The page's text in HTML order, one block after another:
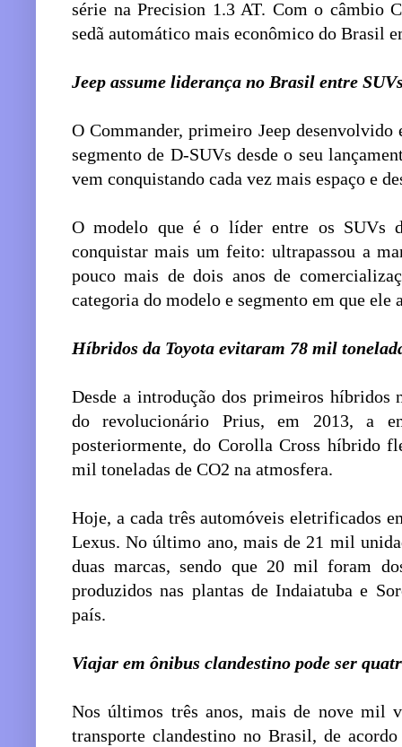
série na Precision 1.3 AT. Com o câmbio
sedã automático mais econômico do Brasil
Jeep assume liderança no Brasil entre
O Commander, primeiro Jeep
segmento de D-SUVs desde o seu
vem conquistando cada vez mais espaço e
O modelo que é o líder entre os SUVs
conquistar mais um feito: ultrapassou a
pouco mais de dois anos de
categoria do modelo e segmento em que ele
Híbridos da Toyota evitaram 78 mil
Desde a introdução dos primeiros híbridos
do revolucionário Prius, em 2013, a
posteriormente, do Corolla Cross híbrido
mil toneladas de CO2 na atmosfera.
Hoje, a cada três automóveis eletrificados
Lexus. No último ano, mais de 21 mil
duas marcas, sendo que 20 mil foram
produzidos nas plantas de Indaiatuba e
país.
Viajar em ônibus clandestino pode ser
Nos últimos três anos, mais de nove mil
transporte clandestino no Brasil, de